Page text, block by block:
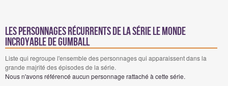
Les personnages récurrents de la série Le Monde
incroyable de Gumball
Liste qui regroupe l'ensemble des personnages qui apparaissent dans la
grande majrité des épisodes de la série.
Nous n'avons référencé aucun personnage rattaché à cette série.